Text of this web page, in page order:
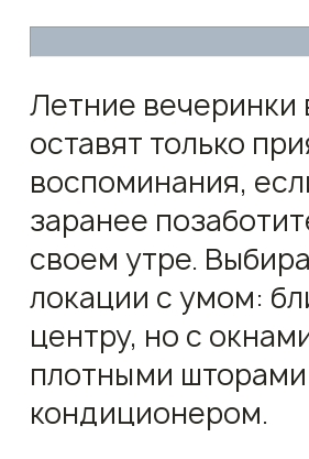
Летние вечеринки
оставят только
воспоминания,
заранее
своем утре.
локации с умом:
центру, но с
плотными
кондиционером.